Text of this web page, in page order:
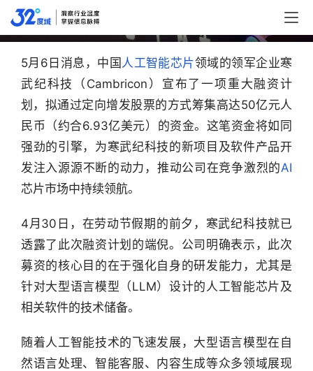
拟募资50亿元，寒武纪发力狂飙
5月6日消息，中国 人工智能芯片领域的领军企业寒
武纪科技（Cambricon）宣布了一项重大融资计
划，拟通过定向增发股票的方式筹集高达50亿元人
民币（约合6.93亿美元）的资金。这笔资金将如同
强劲的引擎，为寒武纪科技的新项目及软件产品开
发注入源源不断的动力，推动公司在竞争激烈的AI
芯片市场中持续领航。
4月30日，在劳动节假期的前夕，寒武纪科技就已
透露了此次融资计划的端倪。公司明确表示，此次
募资的核心目的在于强化自身的研发能力，尤其是
针对大型语言模型（LLM）设计的人工智能芯片及
相关软件的技术储备。
随着人工智能技术的飞速发展，大型语言模型在自
然语言处理、智能客服、内容生成等众多领域展现